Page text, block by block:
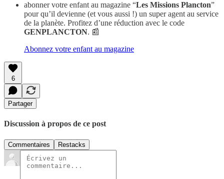
abonner votre enfant au magazine “Les Missions Plancton”
pour qu’il devienne (et vous aussi !) un super agent au service
de la planète. Profitez d’une réduction avec le code
GENPLANCTON. 📰
Abonnez votre enfant au magazine
6
Partager
Discussion à propos de ce post
Commentaires Restacks